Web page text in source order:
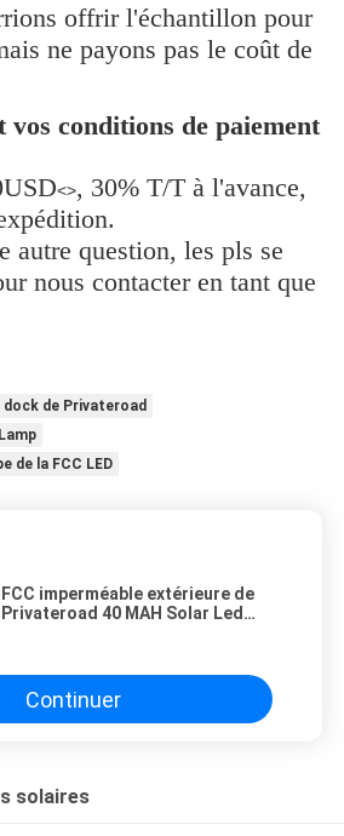
offrir l'échantillon pour
ne payons pas le coût de
vos conditions de paiement
<>, 30% T/T à l'avance,
autre question, les pls se
nous contacter en tant que
dock de Privateroad
de la FCC LED
FCC imperméable extérieure de
Privateroad 40 MAH Solar Led
Continuer
solaires